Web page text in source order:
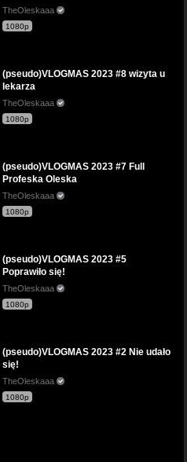
TheOleskaaa
1080p
(pseudo)VLOGMAS 2023 #8 wizyta u
lekarza
TheOleskaaa
1080p
(pseudo)VLOGMAS 2023 #7 Full
Profeska Oleska
TheOleskaaa
1080p
(pseudo)VLOGMAS 2023 #5
Poprawiło się!
TheOleskaaa
1080p
(pseudo)VLOGMAS 2023 #2 Nie udało
się!
TheOleskaaa
1080p